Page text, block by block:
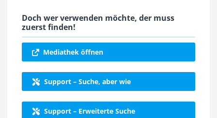
Doch wer verwenden möchte, der muss
zuerst finden!
Mediathek öffnen
Support – Suche, aber wie
Support – Erweiterte Suche